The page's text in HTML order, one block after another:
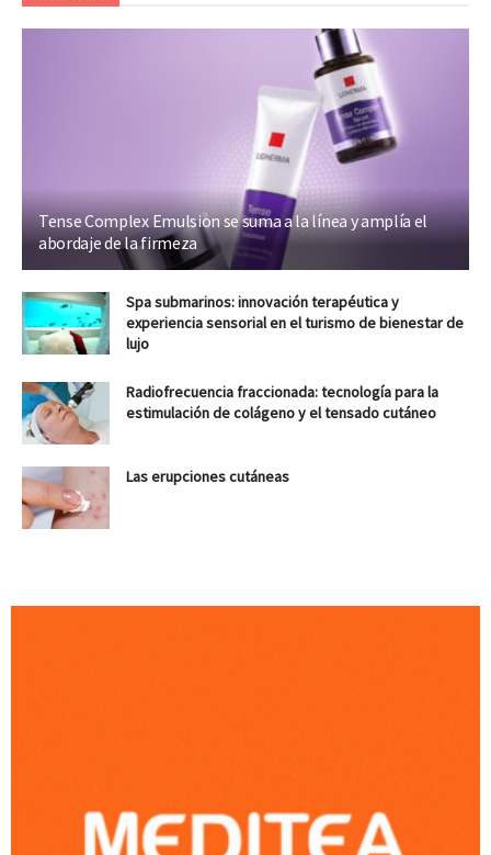
Tense Complex Emulsion se suma a la línea y amplía el
abordaje de la firmeza
Spa submarinos: innovación terapéutica y
experiencia sensorial en el turismo de bienestar de
lujo
Radiofrecuencia fraccionada: tecnología para la
estimulación de colágeno y el tensado cutáneo
Las erupciones cutáneas